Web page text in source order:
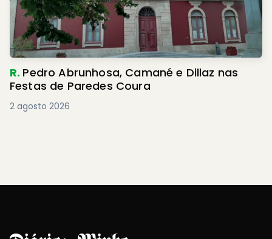
R. Pedro Abrunhosa, Camané e Dillaz nas
Festas de Paredes Coura
2 agosto 2026